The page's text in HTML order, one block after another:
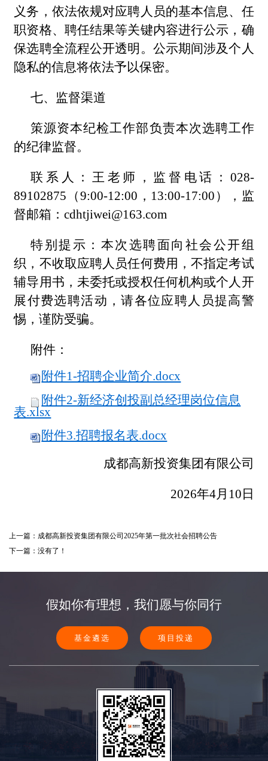
义务，依法依规对应聘人员的基本信息、任
职资格、聘任结果等关键内容进行公示，确
保选聘全流程公开透明。公示期间涉及个人
隐私的信息将依法予以保密。
七、监督渠道
策源资本纪检工作部负责本次选聘工作
的纪律监督。
联系人：王老师，监督电话：028-
89102875（9:00-12:00，13:00-17:00），监
督邮箱：cdhtjiwei@163.com
特别提示：本次选聘面向社会公开组
织，不收取应聘人员任何费用，不指定考试
辅导用书，未委托或授权任何机构或个人开
展付费选聘活动，请各位应聘人员提高警
惕，谨防受骗。
附件：
附件1-招聘企业简介.docx
附件2-新经济创投副总经理岗位信息
表.xlsx
附件3.招聘报名表.docx
成都高新投资集团有限公司
2026年4月10日
上一篇：成都高新投资集团有限公司2025年第一批次社会招聘公告
下一篇：没有了！
假如你有理想，我们愿与你同行
基金遴选 项目投递